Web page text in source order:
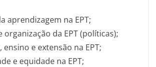
aprendizagem na EPT;
organização da EPT (políticas);
ensino e extensão na EPT;
e equidade na EPT;